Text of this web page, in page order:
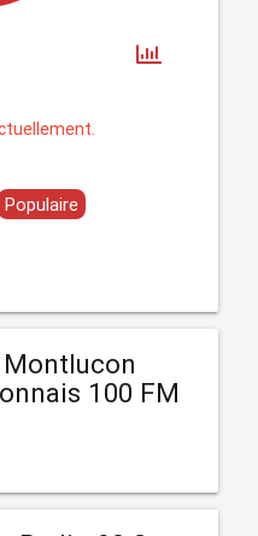
Populaire
Montlucon
100 FM